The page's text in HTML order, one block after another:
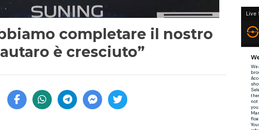
completare il nostro
è cresciuto”